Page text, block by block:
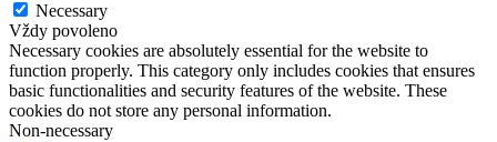
Necessary
Vždy povoleno
Necessary cookies are absolutely essential for the website to
function properly. This category only includes cookies that ensures
basic functionalities and security features of the website. These
cookies do not store any personal information.
Non-necessary